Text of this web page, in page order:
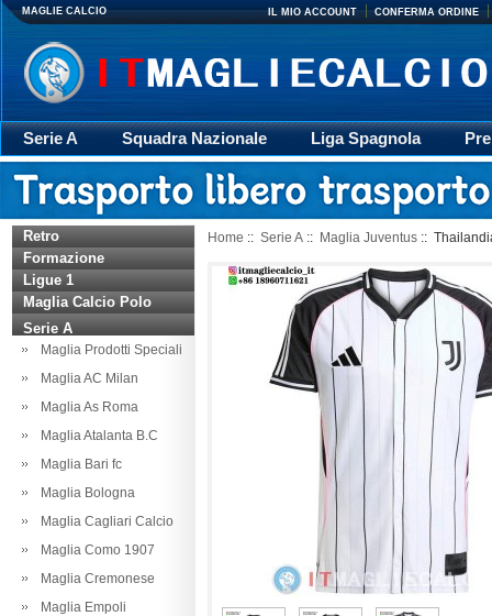
MAGLIE CALCIO IL MIO ACCOUNT CONFERMA ORDINE
Serie A Squadra Nazionale Liga Spagnola
Giacca
Rugby trasporto Retro
Retro
Formazione
Ligue 1
Maglia Calcio Polo
Serie A
Maglia Prodotti Speciali
Maglia AC Milan
Maglia As Roma
Maglia Atalanta B.C
Maglia Bari fc
Maglia Bologna
Maglia Cagliari Calcio
Maglia Como 1907
Maglia Cremonese
Maglia Empoli
Home :: Serie A :: Maglia Juventus ::